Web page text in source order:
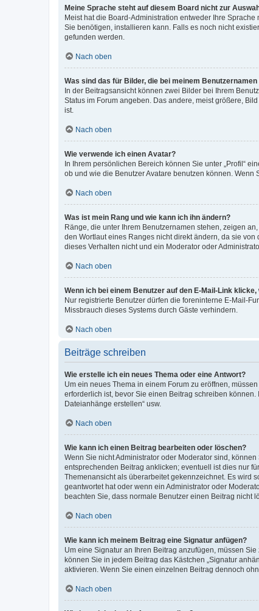
Meine Sprache steht auf diesem Board nicht zur
Meist hat die Board-Administration entweder Ihre
Sie benötigen, installieren kann. Falls es noch nicht
gefunden werden.
Nach oben
Was sind das für Bilder, die bei meinem
In der Beitragsansicht können zwei Bilder bei Ihrem
Status im Forum angeben. Das andere, meist größere,
ist.
Nach oben
Wie verwende ich einen Avatar?
In Ihrem persönlichen Bereich können Sie unter „Profil“
ob und wie die Benutzer Avatare benutzen können.
Nach oben
Was ist mein Rang und wie kann ich ihn ändern?
Ränge, die unter Ihrem Benutzernamen stehen, zeigen
den Wortlaut eines Ranges nicht direkt ändern, da sie
dieses Verhalten nicht und ein Moderator oder
Nach oben
Wenn ich bei einem Benutzer auf den E-Mail-Link
Nur registrierte Benutzer dürfen die foreninterne E-Mail-
Missbrauch dieses Systems durch Gäste verhindern.
Nach oben
Beiträge schreiben
Wie erstelle ich ein neues Thema oder eine Antwort?
Um ein neues Thema in einem Forum zu eröffnen,
erforderlich ist, bevor Sie einen Beitrag schreiben
Dateianhänge erstellen“ usw.
Nach oben
Wie kann ich einen Beitrag bearbeiten oder löschen?
Wenn Sie nicht Administrator oder Moderator sind,
entsprechenden Beitrag anklicken; eventuell ist dies nur
Themenansicht als überarbeitet gekennzeichnet. Es wird
geantwortet hat oder wenn ein Administrator oder
beachten Sie, dass normale Benutzer einen Beitrag nicht
Nach oben
Wie kann ich meinem Beitrag eine Signatur anfügen?
Um eine Signatur an Ihren Beitrag anzufügen, müssen
können Sie in jedem Beitrag das Kästchen „Signatur
aktivieren. Wenn Sie einen einzelnen Beitrag dennoch
Nach oben